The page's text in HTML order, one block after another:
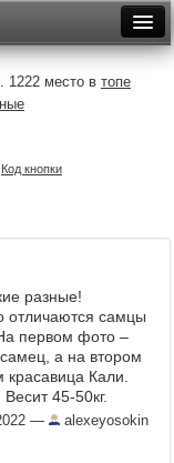
1222 место в топе
Код кнопки
разные!
отличаются самцы
первом фото –
а на втором
Кали.
45-50кг.
было 6 лет.
— alexeyosokin